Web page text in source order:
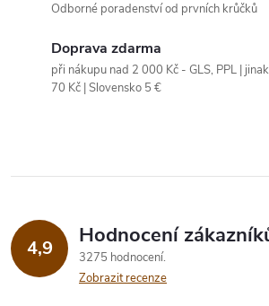
v
ý
p
Odborné poradenství od prvních krůčků
Doprava zdarma
při nákupu nad 2 000 Kč - GLS, PPL |
70 Kč | Slovensko 5 €
4,9 Hodnocení
3275 hodnocení
Zobrazit recenze